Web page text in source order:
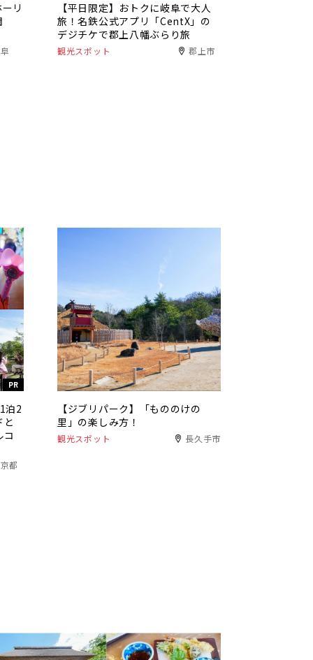
リ
【平日限定】おトクに岐阜で大人
旅！名鉄公式アプリ「CentX」の
デジチケで郡上八幡ぶらり旅
観光スポット 郡上市
PR
泊2
と
コ
都
【ジブリパーク】「もののけの
里」の楽しみ方！
観光スポット 長久手市